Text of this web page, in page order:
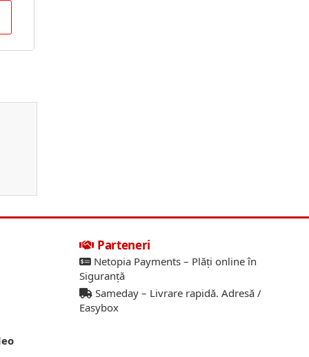
Parteneri
Netopia Payments – Plăți online în
Siguranță
Sameday – Livrare rapidă. Adresă /
Easybox